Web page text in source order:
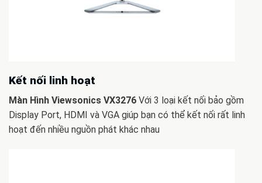
Kết nối linh hoạt
Màn Hình Viewsonics VX3276 Với 3 loại kết nối bảo gồm
Display Port, HDMI và VGA giúp bạn có thể kết nối rất linh
hoạt đến nhiều nguồn phát khác nhau